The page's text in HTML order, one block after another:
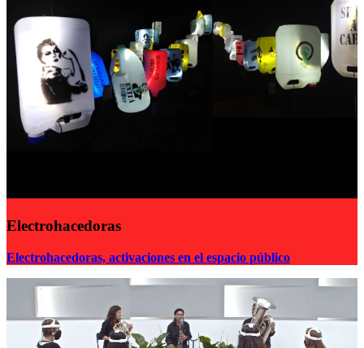
Electrohacedoras
Electrohacedoras, activaciones en el espacio público